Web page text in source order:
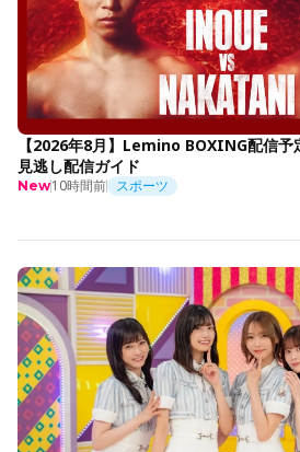
【2026年8月】Lemino BOXING配信予
見逃し配信ガイド
New10時間前 スポーツ